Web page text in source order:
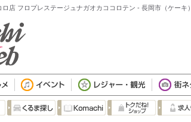
店 フロプレステージュナガオカココロテン - 長岡市（ケーキ）